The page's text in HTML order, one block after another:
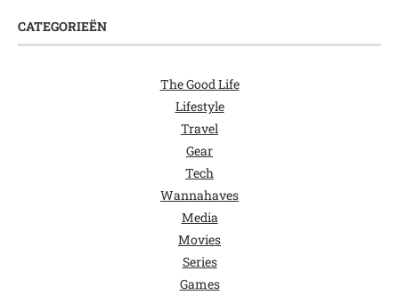
CATEGORIEËN
The Good Life
Lifestyle
Travel
Gear
Tech
Wannahaves
Media
Movies
Series
Games